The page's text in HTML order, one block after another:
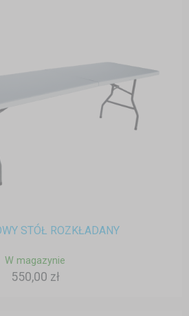
STÓŁ ROZKŁADANY
W magazynie
550,00 zł